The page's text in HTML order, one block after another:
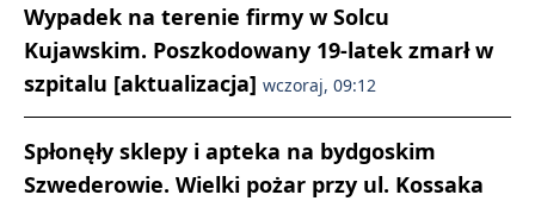
Wypadek na terenie firmy w Solcu
Kujawskim. Poszkodowany 19-latek zmarł w
szpitalu [aktualizacja] wczoraj, 09:12
Spłonęły sklepy i apteka na bydgoskim
Szwederowie. Wielki pożar przy ul. Kossaka